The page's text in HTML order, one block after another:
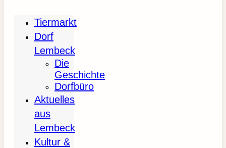
Tiermarkt
Dorf
Lembeck
Die
Geschichte
Dorfbüro
Aktuelles
aus
Lembeck
Kultur &